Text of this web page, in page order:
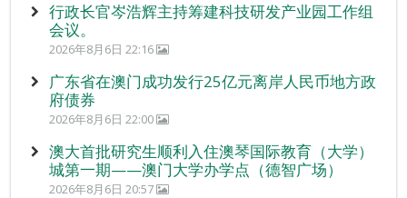
行政长官岑浩辉主持筹建科技研发产业园工作组
会议。
2026年8月6日 22:16
广东省在澳门成功发行25亿元离岸人民币地方政
府债券
2026年8月6日 22:00
澳大首批研究生顺利入住澳琴国际教育（大学）
城第一期——澳门大学办学点（德智广场）
2026年8月6日 20:57